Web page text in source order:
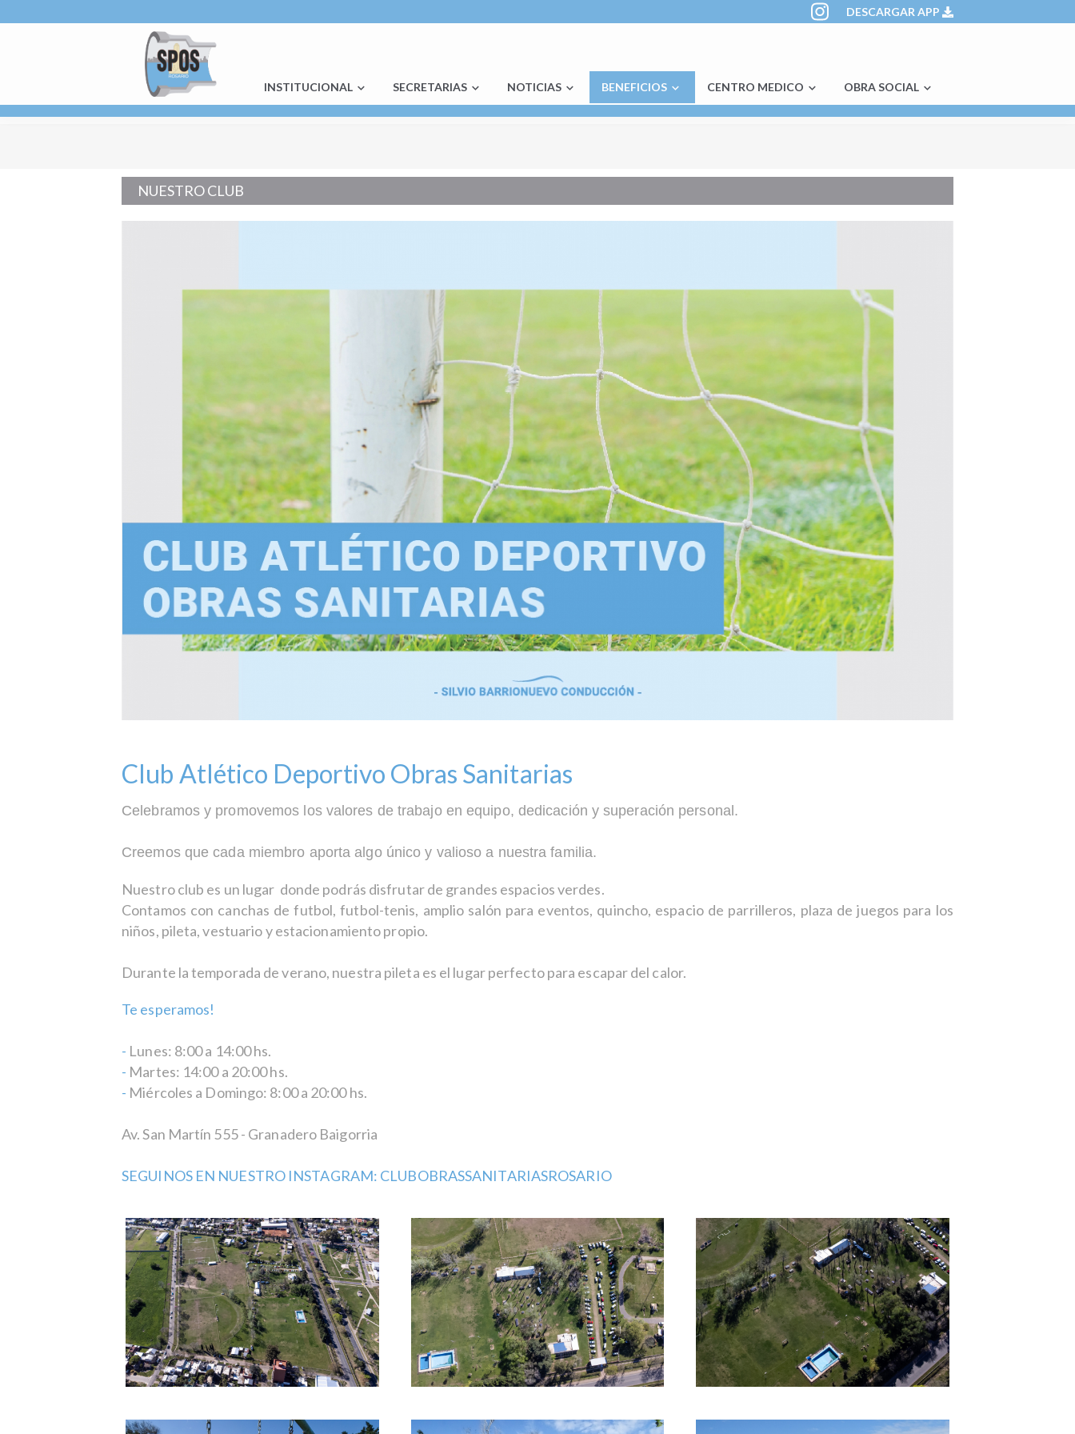
DESCARGAR APP
INSTITUCIONAL SECRETARIAS NOTICIAS BENEFICIOS CENTRO MEDICO OBRA SOCIAL
NUESTRO CLUB
Club Atlético Deportivo Obras Sanitarias
Celebramos y promovemos los valores de trabajo en equipo, dedicación y superación personal.
Creemos que cada miembro aporta algo único y valioso a nuestra familia.
Nuestro club es un lugar donde podrás disfrutar de grandes espacios verdes.
Contamos con canchas de futbol, futbol-tenis, amplio salón para eventos, quincho, espacio de parrilleros, plaza de juegos para los
niños, pileta, vestuario y estacionamiento propio.
Durante la temporada de verano, nuestra pileta es el lugar perfecto para escapar del calor.
Te esperamos!
- Lunes: 8:00 a 14:00 hs.
- Martes: 14:00 a 20:00 hs.
- Miércoles a Domingo: 8:00 a 20:00 hs.
Av. San Martín 555 - Granadero Baigorria
SEGUINOS EN NUESTRO INSTAGRAM: CLUBOBRASSANITARIASROSARIO